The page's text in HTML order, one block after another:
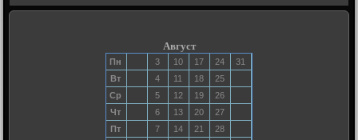
Август
Пн 3 10 17 24
31
Вт
4 11 18
25
Ср
5 12 19
26
Чт
6 13 20
27
Пт
7 14 21
28